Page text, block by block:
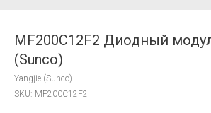
MF200C12F2 Диодный
(Sunco)
Yangjie (Sunco)
SKU: MF200C12F2